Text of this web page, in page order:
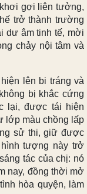
gợi liên tưởng,
trở thành trường
dư âm tinh tế, mời
chảy nội tâm và
lên bi tráng và
bị khắc cứng
lại, được tái hiện
lớp màu chồng lấp
sử thi, giữ được
tượng này trở
tác của chị: nó
nay, đồng thời mở
hòa quyện, làm